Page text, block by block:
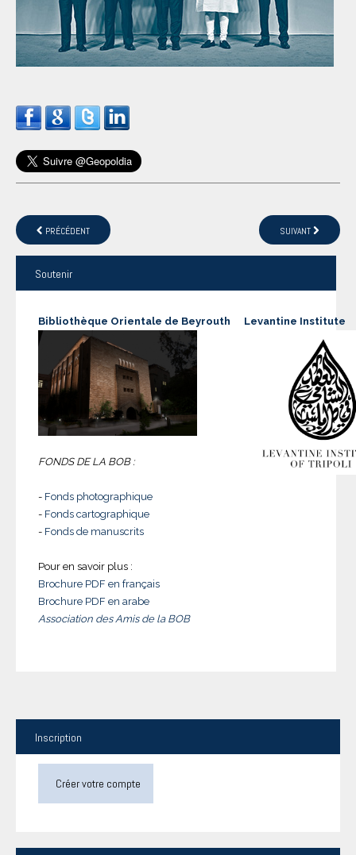
PRÉCÉDENT SUIVANT
Soutenir
Bibliothèque Orientale de Beyrouth
FONDS DE LA BOB :
- Fonds photographique
- Fonds cartographique
- Fonds de manuscrits
Pour en savoir plus :
Brochure PDF en français
Brochure PDF en arabe
Association des Amis de la BOB
Levantine Institute
Inscription
Créer votre compte